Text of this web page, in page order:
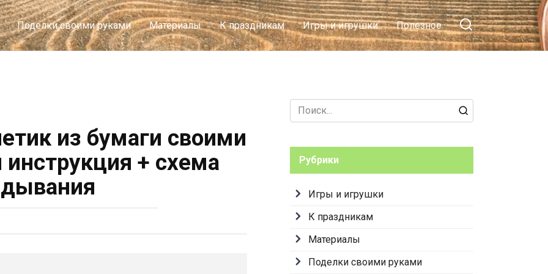
Поделки своими руками Материалы К праздникам Игры и игрушки Полезное
из бумаги своими
+ схема
Search
for:
Рубрики
Игры и игрушки
К праздникам
Материалы
Поделки своими руками
красивых изделий своими
руками + фото-обзоры